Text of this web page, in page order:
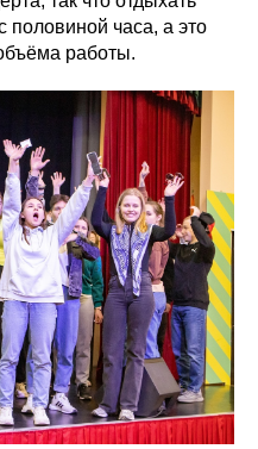
половиной часа, а это
работы.